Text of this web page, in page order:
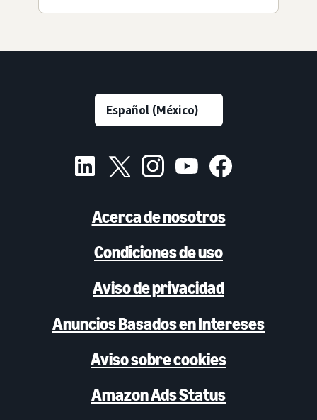
Acerca de nosotros
Condiciones de uso
Aviso de privacidad
Anuncios Basados en Intereses
Aviso sobre cookies
Amazon Ads Status